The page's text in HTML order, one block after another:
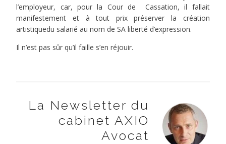
l’employeur, car, pour la Cour de Cassation, il fallait
manifestement et à tout prix préserver la création
artistiquedu salarié au nom de SA liberté d’expression.
Il n’est pas sûr qu’il faille s’en réjouir.
La Newsletter du
cabinet AXIO
Avocat